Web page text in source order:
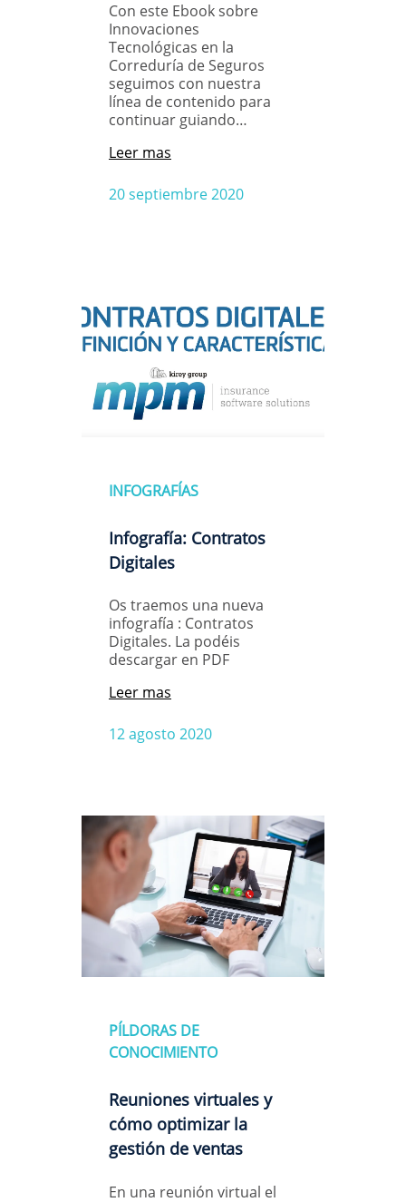
Con este Ebook sobre
Innovaciones
Tecnológicas en la
Correduría de Seguros
seguimos con nuestra
línea de contenido para
continuar guiando…
20 septiembre 2020
Leer mas
INFOGRAFÍAS
Infografía: Contratos
Digitales
Os traemos una nueva
infografía : Contratos
Digitales. La podéis
descargar en PDF
12 agosto 2020
Leer mas
PÍLDORAS DE
CONOCIMIENTO
Reuniones virtuales y
cómo optimizar la
gestión de ventas
En una reunión virtual el